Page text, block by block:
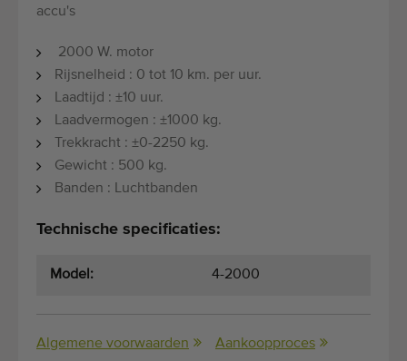
accu's
2000 W. motor
Rijsnelheid : 0 tot 10 km. per uur.
Laadtijd : ±10 uur.
Laadvermogen : ±1000 kg.
Trekkracht : ±0-2250 kg.
Gewicht : 500 kg.
Banden : Luchtbanden
Technische specificaties:
Model: 4-2000
Algemene voorwaarden Aankoopproces